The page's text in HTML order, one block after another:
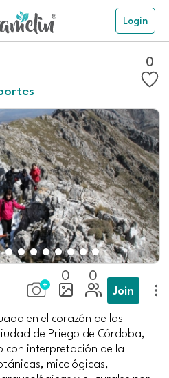
Login
0
0 0
Join
en el corazón de las
de Priego de Córdoba,
con interpretación de la
micológicas,